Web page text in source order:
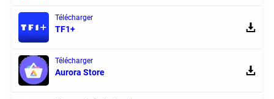
Télécharger
TF1+
Télécharger
Aurora Store